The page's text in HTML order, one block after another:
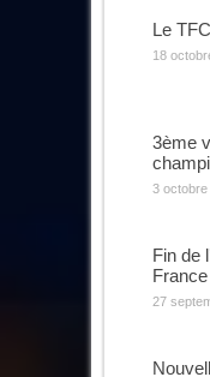
Le
18
3ème
3 octobre
Fin de
27